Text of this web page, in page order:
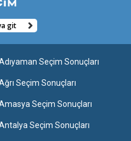
git
Seçim Sonuçları
Seçim Sonuçları
Seçim Sonuçları
Seçim Sonuçları